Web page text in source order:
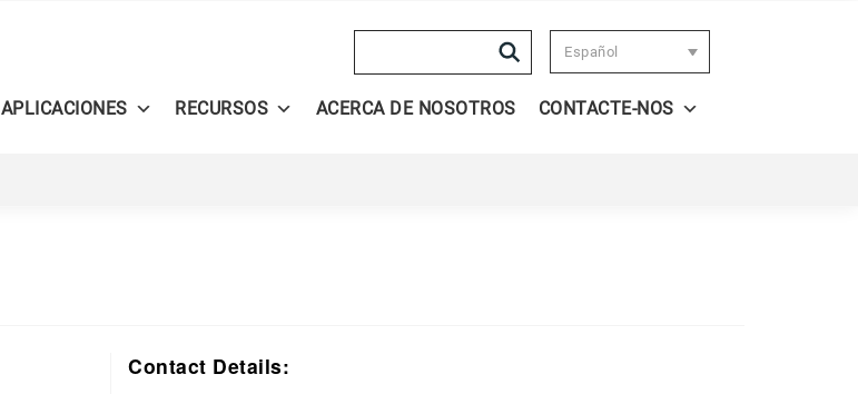
Español
APLICACIONES RECURSOS ACERCA DE NOSOTROS CONTACTE-NOS
Contact Details: